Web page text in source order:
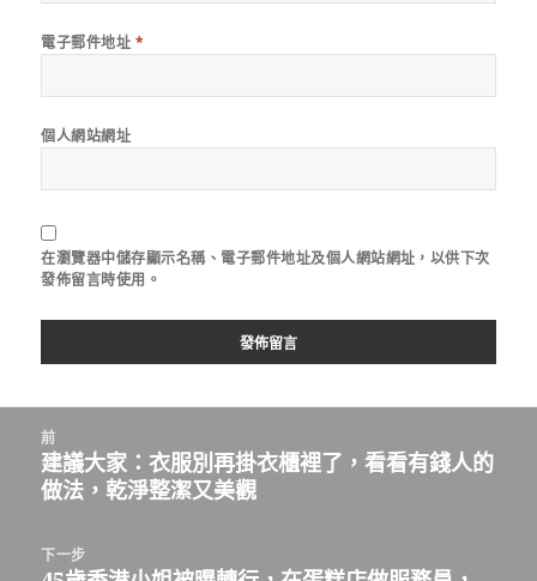
電子郵件地址 *
個人網站網址
在瀏覽器中儲存顯示名稱、電子郵件地址及個人網站網址，以供下次
發佈留言時使用。
前
上
一
文
建議大家：衣服別再掛衣櫃裡了，看看有錢人的
做法，乾淨整潔又美觀
下一步